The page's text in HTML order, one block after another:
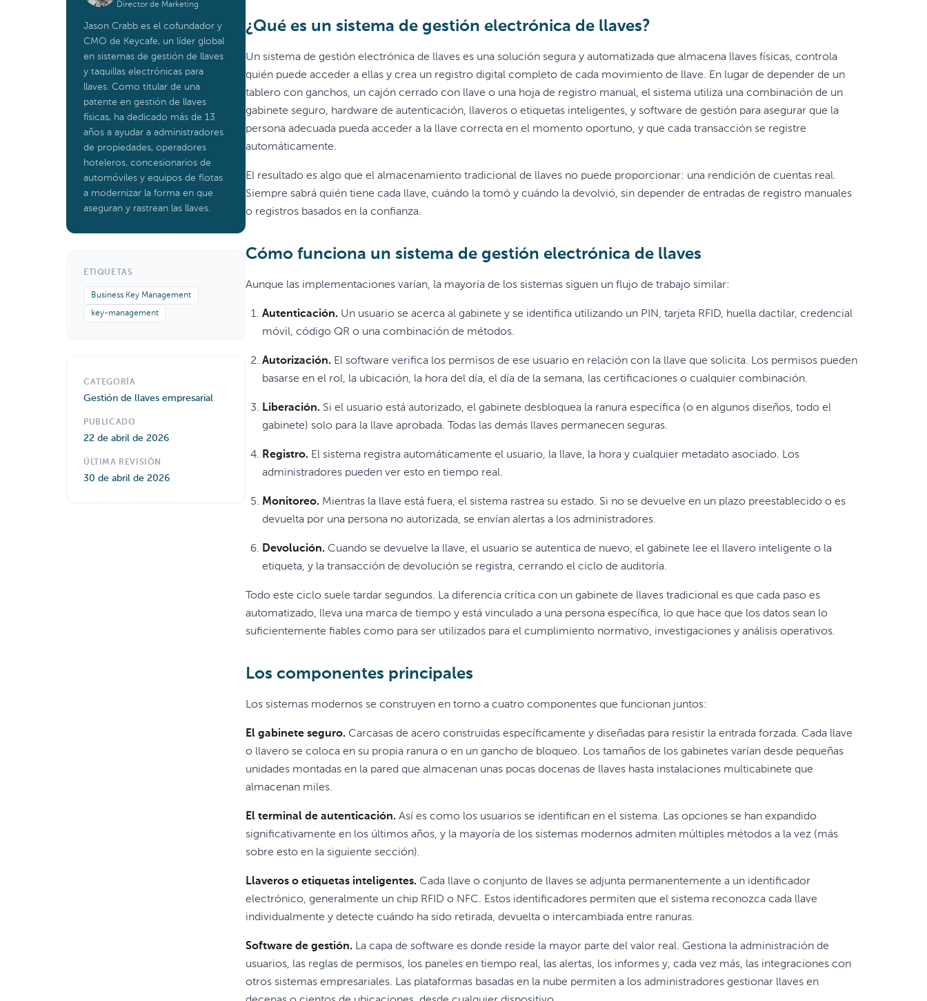
Director de Marketing
Jason Crabb es el cofundador y
CMO de Keycafe, un líder global
en sistemas de gestión de llaves
y taquillas electrónicas para
llaves. Como titular de una
patente en gestión de llaves
físicas, ha dedicado más de 13
años a ayudar a administradores
de propiedades, operadores
hoteleros, concesionarios de
automóviles y equipos de flotas
a modernizar la forma en que
aseguran y rastrean las llaves.
ETIQUETAS
Business Key Management
key-management
CATEGORÍA
Gestión de llaves empresarial
PUBLICADO
22 de abril de 2026
ÚLTIMA REVISIÓN
30 de abril de 2026
¿Qué es un sistema de gestión electrónica de llaves?
Un sistema de gestión electrónica de llaves es una solución segura y automatizada que almacena llaves físicas, controla
quién puede acceder a ellas y crea un registro digital completo de cada movimiento de llave. En lugar de depender de un
tablero con ganchos, un cajón cerrado con llave o una hoja de registro manual, el sistema utiliza una combinación de un
gabinete seguro, hardware de autenticación, llaveros o etiquetas inteligentes, y software de gestión para asegurar que la
persona adecuada pueda acceder a la llave correcta en el momento oportuno, y que cada transacción se registre
automáticamente.
El resultado es algo que el almacenamiento tradicional de llaves no puede proporcionar: una rendición de cuentas real.
Siempre sabrá quién tiene cada llave, cuándo la tomó y cuándo la devolvió, sin depender de entradas de registro manuales
o registros basados en la confianza.
Cómo funciona un sistema de gestión electrónica de llaves
Aunque las implementaciones varían, la mayoría de los sistemas siguen un flujo de trabajo similar:
Autenticación. Un usuario se acerca al gabinete y se identifica utilizando un PIN, tarjeta RFID, huella dactilar, credencial
móvil, código QR o una combinación de métodos.
Autorización. El software verifica los permisos de ese usuario en relación con la llave que solicita. Los permisos pueden
basarse en el rol, la ubicación, la hora del día, el día de la semana, las certificaciones o cualquier combinación.
Liberación. Si el usuario está autorizado, el gabinete desbloquea la ranura específica (o en algunos diseños, todo el
gabinete) solo para la llave aprobada. Todas las demás llaves permanecen seguras.
Registro. El sistema registra automáticamente el usuario, la llave, la hora y cualquier metadato asociado. Los
administradores pueden ver esto en tiempo real.
Monitoreo. Mientras la llave está fuera, el sistema rastrea su estado. Si no se devuelve en un plazo preestablecido o es
devuelta por una persona no autorizada, se envían alertas a los administradores.
Devolución. Cuando se devuelve la llave, el usuario se autentica de nuevo, el gabinete lee el llavero inteligente o la
etiqueta, y la transacción de devolución se registra, cerrando el ciclo de auditoría.
Todo este ciclo suele tardar segundos. La diferencia crítica con un gabinete de llaves tradicional es que cada paso es
automatizado, lleva una marca de tiempo y está vinculado a una persona específica, lo que hace que los datos sean lo
suficientemente fiables como para ser utilizados para el cumplimiento normativo, investigaciones y análisis operativos.
Los componentes principales
Los sistemas modernos se construyen en torno a cuatro componentes que funcionan juntos:
El gabinete seguro. Carcasas de acero construidas específicamente y diseñadas para resistir la entrada forzada. Cada llave
o llavero se coloca en su propia ranura o en un gancho de bloqueo. Los tamaños de los gabinetes varían desde pequeñas
unidades montadas en la pared que almacenan unas pocas docenas de llaves hasta instalaciones multicabinete que
almacenan miles.
El terminal de autenticación. Así es como los usuarios se identifican en el sistema. Las opciones se han expandido
significativamente en los últimos años, y la mayoría de los sistemas modernos admiten múltiples métodos a la vez (más
sobre esto en la siguiente sección).
Llaveros o etiquetas inteligentes. Cada llave o conjunto de llaves se adjunta permanentemente a un identificador
electrónico, generalmente un chip RFID o NFC. Estos identificadores permiten que el sistema reconozca cada llave
individualmente y detecte cuándo ha sido retirada, devuelta o intercambiada entre ranuras.
Software de gestión. La capa de software es donde reside la mayor parte del valor real. Gestiona la administración de
usuarios, las reglas de permisos, los paneles en tiempo real, las alertas, los informes y, cada vez más, las integraciones con
otros sistemas empresariales. Las plataformas basadas en la nube permiten a los administradores gestionar llaves en